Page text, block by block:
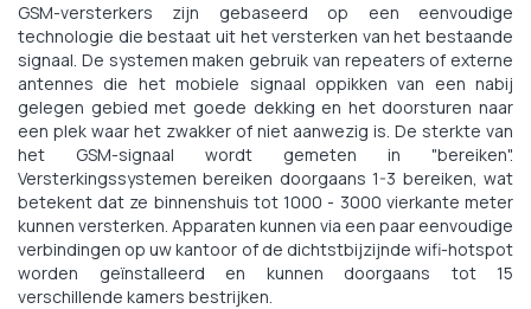
GSM-versterkers zijn gebaseerd op een eenvoudige
technologie die bestaat uit het versterken van het bestaande
signaal. De systemen maken gebruik van repeaters of externe
antennes die het mobiele signaal oppikken van een nabij
gelegen gebied met goede dekking en het doorsturen naar
een plek waar het zwakker of niet aanwezig is. De sterkte van
het GSM-signaal wordt gemeten in "bereiken".
Versterkingssystemen bereiken doorgaans 1-3 bereiken, wat
betekent dat ze binnenshuis tot 1000 - 3000 vierkante meter
kunnen versterken. Apparaten kunnen via een paar eenvoudige
verbindingen op uw kantoor of de dichtstbijzijnde wifi-hotspot
worden geïnstalleerd en kunnen doorgaans tot 15
verschillende kamers bestrijken.